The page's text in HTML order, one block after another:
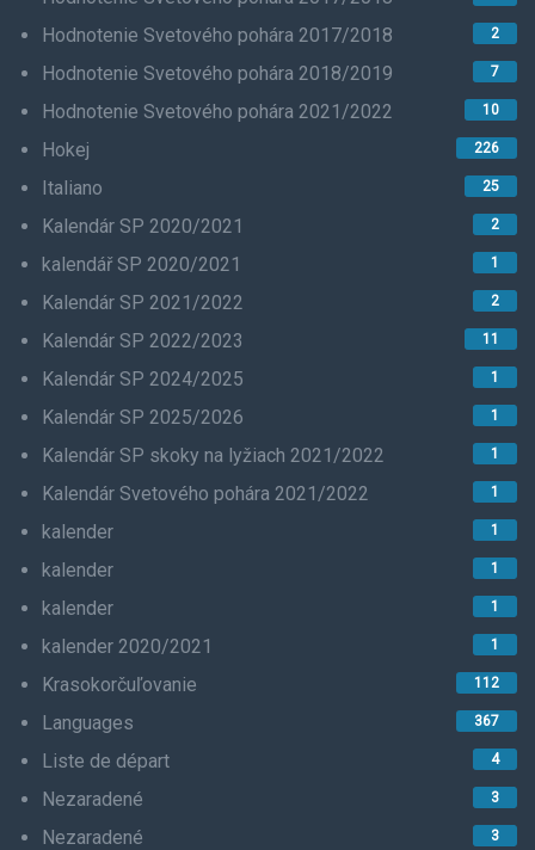
Hodnotenie Svetového pohára 2017/2018 2
Hodnotenie Svetového pohára 2018/2019 7
Hodnotenie Svetového pohára 2021/2022 10
Hokej 226
Italiano 25
Kalendár SP 2020/2021 2
kalendář SP 2020/2021 1
Kalendár SP 2021/2022 2
Kalendár SP 2022/2023 11
Kalendár SP 2024/2025 1
Kalendár SP 2025/2026 1
Kalendár SP skoky na lyžiach 2021/2022 1
Kalendár Svetového pohára 2021/2022 1
kalender 1
kalender 1
kalender 1
kalender 2020/2021 1
Krasokorčuľovanie 112
Languages 367
Liste de départ 4
Nezaradené 3
Nezaradené 3